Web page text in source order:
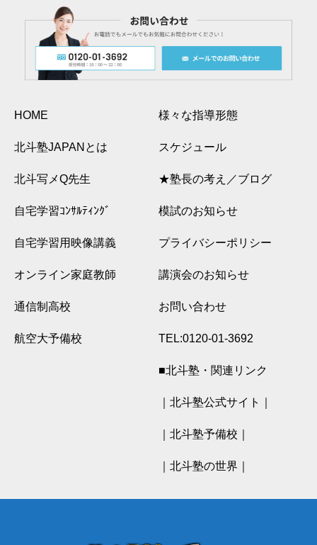
HOME
北斗塾JAPANとは
北斗写メQ先生
自宅学習ｺﾝｻﾙﾃｨﾝｸﾞ
自宅学習用映像講義
オンライン家庭教師
通信制高校
航空大予備校
様々な指導形態
スケジュール
★塾長の考え／ブログ
模試のお知らせ
プライバシーポリシー
講演会のお知らせ
お問い合わせ
TEL:0120-01-3692
■北斗塾・関連リンク
｜北斗塾公式サイト｜
｜北斗塾予備校｜
｜北斗塾の世界｜